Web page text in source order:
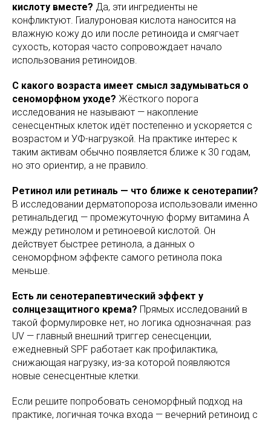
кислоту вместе? Да, эти ингредиенты не
конфликтуют. Гиалуроновая кислота наносится на
влажную кожу до или после ретиноида и смягчает
сухость, которая часто сопровождает начало
использования ретиноидов.
С какого возраста имеет смысл задумываться о
сеноморфном уходе? Жёсткого порога
исследования не называют — накопление
сенесцентных клеток идёт постепенно и ускоряется с
возрастом и УФ-нагрузкой. На практике интерес к
таким активам обычно появляется ближе к 30 годам,
но это ориентир, а не правило.
Ретинол или ретиналь — что ближе к сенотерапии?
В исследовании дерматопороза использовали именно
ретинальдегид — промежуточную форму витамина А
между ретинолом и ретиноевой кислотой. Он
действует быстрее ретинола, а данных о
сеноморфном эффекте самого ретинола пока
меньше.
Есть ли сенотерапевтический эффект у
солнцезащитного крема? Прямых исследований в
такой формулировке нет, но логика однозначная: раз
UV — главный внешний триггер сенесценции,
ежедневный SPF работает как профилактика,
снижающая нагрузку, из-за которой появляются
новые сенесцентные клетки.
Если решите попробовать сеноморфный подход на
практике, логичная точка входа — вечерний ретиноид с